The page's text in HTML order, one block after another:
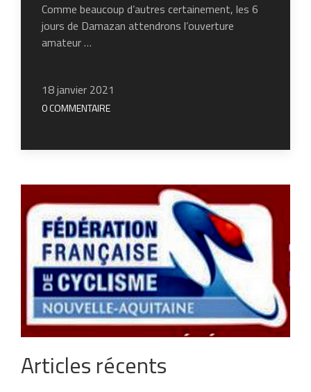
Comme beaucoup d’autres certainement, les 6
jours de Damazan attendrons l’ouverture
amateur …
18 janvier 2021
0 COMMENTAIRE
Articles récents